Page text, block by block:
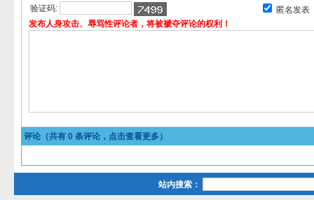
验证码:
匿名发表
发布人身攻击、辱骂性评论者，将被褫夺评论的权利！
评论（共有 0 条评论，点击查看更多）
站内搜索：